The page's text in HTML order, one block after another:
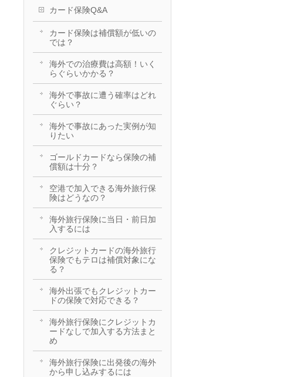
カード保険Q&A
カード保険は補償額が低いの
では？
海外での治療費は高額！いく
らぐらいかかる？
海外で事故に遭う確率はどれ
ぐらい？
海外で事故にあった実例が知
りたい
ゴールドカードなら保険の補
償額は十分？
空港で加入できる海外旅行保
険はどうなの？
海外旅行保険に当日・前日加
入するには
クレジットカードの海外旅行
保険でもテロは補償対象にな
る？
海外出張でもクレジットカー
ドの保険で対応できる？
海外旅行保険にクレジットカ
ードなしで加入する方法まと
め
海外旅行保険に出発後の海外
から申し込みするには